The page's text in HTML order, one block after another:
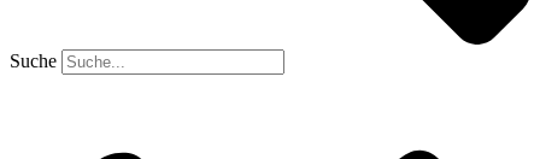
Suche